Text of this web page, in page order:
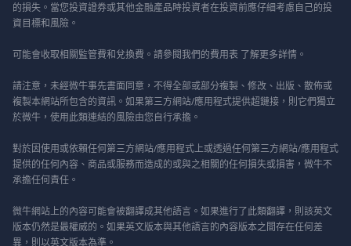
的損失。當您投資證券或其他金融產品時投資者在投資前應仔細考慮自己的投
資目標和風險。
可能會收取相關監管費和兌換費。請參閱我們的費用表 了解更多詳情。
請注意，未經微牛事先書面同意，不得全部或部分複製、修改、出版、散佈或
複製本網站所包含的資訊。如果第三方網站/應用程式提供超鏈接，則它們獨立
於微牛，使用此類連結的風險由您自行承擔。
對於因使用或依賴任何第三方網站/應用程式上或透過任何第三方網站/應用程式
提供的任何內容、商品或服務而造成的或與之相關的任何損失或損害，微牛不
承擔任何責任。
微牛網站上的內容可能會被翻譯成其他語言。如果進行了此類翻譯，則該英文
版本仍然是最權威的。如果英文版本與其他語言的內容版本之間存在任何差
異，則以英文版本為準。